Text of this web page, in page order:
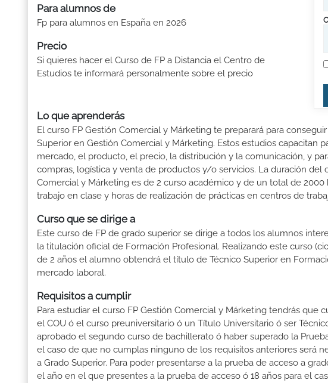
Para alumnos de
Fp para alumnos en España en 2026
Precio
Si quieres hacer el Curso de FP a Distancia el Centro de
Estudios te informará personalmente sobre el precio
Lo que aprenderás
El curso FP Gestión Comercial y Márketing te preparará para
Superior en Gestión Comercial y Márketing. Estos estudios capacitan
mercado, el producto, el precio, la distribución y la comunicación, y
compras, logística y venta de productos y/o servicios. La duración del
Comercial y Márketing es de 2 curso académico y de un total de
trabajo en clase y horas de realización de prácticas en centros de
Curso que se dirige a
Este curso de FP de grado superior se dirige a todos los alumnos
la titulación oficial de Formación Profesional. Realizando este curso
de 2 años el alumno obtendrá el título de Técnico Superior en
mercado laboral.
Requisitos a cumplir
Para estudiar el curso FP Gestión Comercial y Márketing tendrás que
el COU ó el curso preuniversitario ó un Título Universitario ó ser
aprobado el segundo curso de bachillerato ó haber superado la
el caso de que no cumplas ninguno de los requisitos anteriores será
a Grado Superior. Para poder presentarse a la prueba de acceso a
el año en el que presentes a la prueba de acceso ó 18 años para el